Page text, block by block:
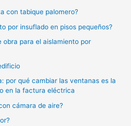
con tabique palomero?
por insuflado en pisos pequeños?
obra para el aislamiento por
por qué cambiar las ventanas es la
en la factura eléctrica
cámara de aire?